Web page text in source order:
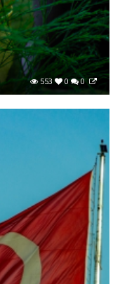
553 0 0